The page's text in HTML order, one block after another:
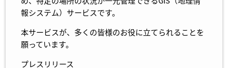
報システム）サービスです。
本サービスが、多くの皆様のお役に立てられることを
願っています。
プレスリリース